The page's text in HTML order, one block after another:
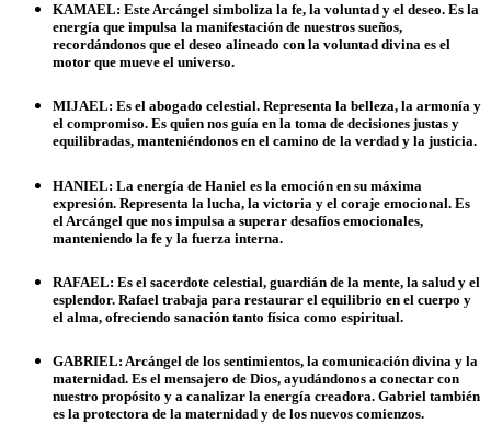
KAMAEL: Este Arcángel simboliza la fe, la voluntad y el deseo. Es la
energía que impulsa la manifestación de nuestros sueños,
recordándonos que el deseo alineado con la voluntad divina es el
motor que mueve el universo.
MIJAEL: Es el abogado celestial. Representa la belleza, la armonía y
el compromiso. Es quien nos guía en la toma de decisiones justas y
equilibradas, manteniéndonos en el camino de la verdad y la justicia.
HANIEL: La energía de Haniel es la emoción en su máxima
expresión. Representa la lucha, la victoria y el coraje emocional. Es
el Arcángel que nos impulsa a superar desafíos emocionales,
manteniendo la fe y la fuerza interna.
RAFAEL: Es el sacerdote celestial, guardián de la mente, la salud y el
esplendor. Rafael trabaja para restaurar el equilibrio en el cuerpo y
el alma, ofreciendo sanación tanto física como espiritual.
GABRIEL: Arcángel de los sentimientos, la comunicación divina y la
maternidad. Es el mensajero de Dios, ayudándonos a conectar con
nuestro propósito y a canalizar la energía creadora. Gabriel también
es la protectora de la maternidad y de los nuevos comienzos.